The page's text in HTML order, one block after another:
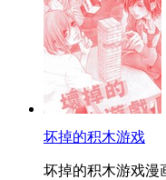
坏掉的积木游戏
坏掉的积木游戏漫